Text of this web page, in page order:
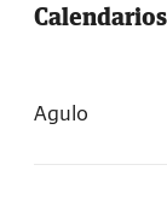
Agulo